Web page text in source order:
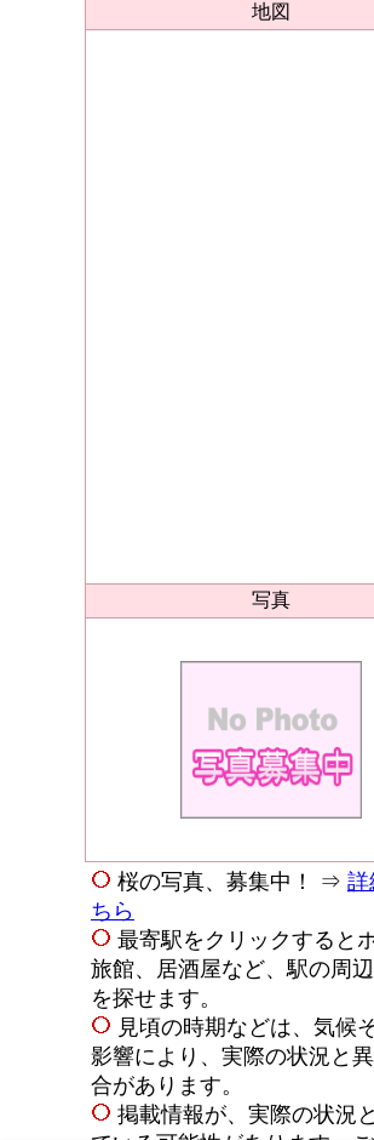
地図
写真
桜の写真、募集中！ ⇒ 詳
ちら
最寄駅をクリックすると
旅館、居酒屋など、駅の周
を探せます。
見頃の時期などは、気候
影響により、実際の状況と
合があります。
掲載情報が、実際の状況